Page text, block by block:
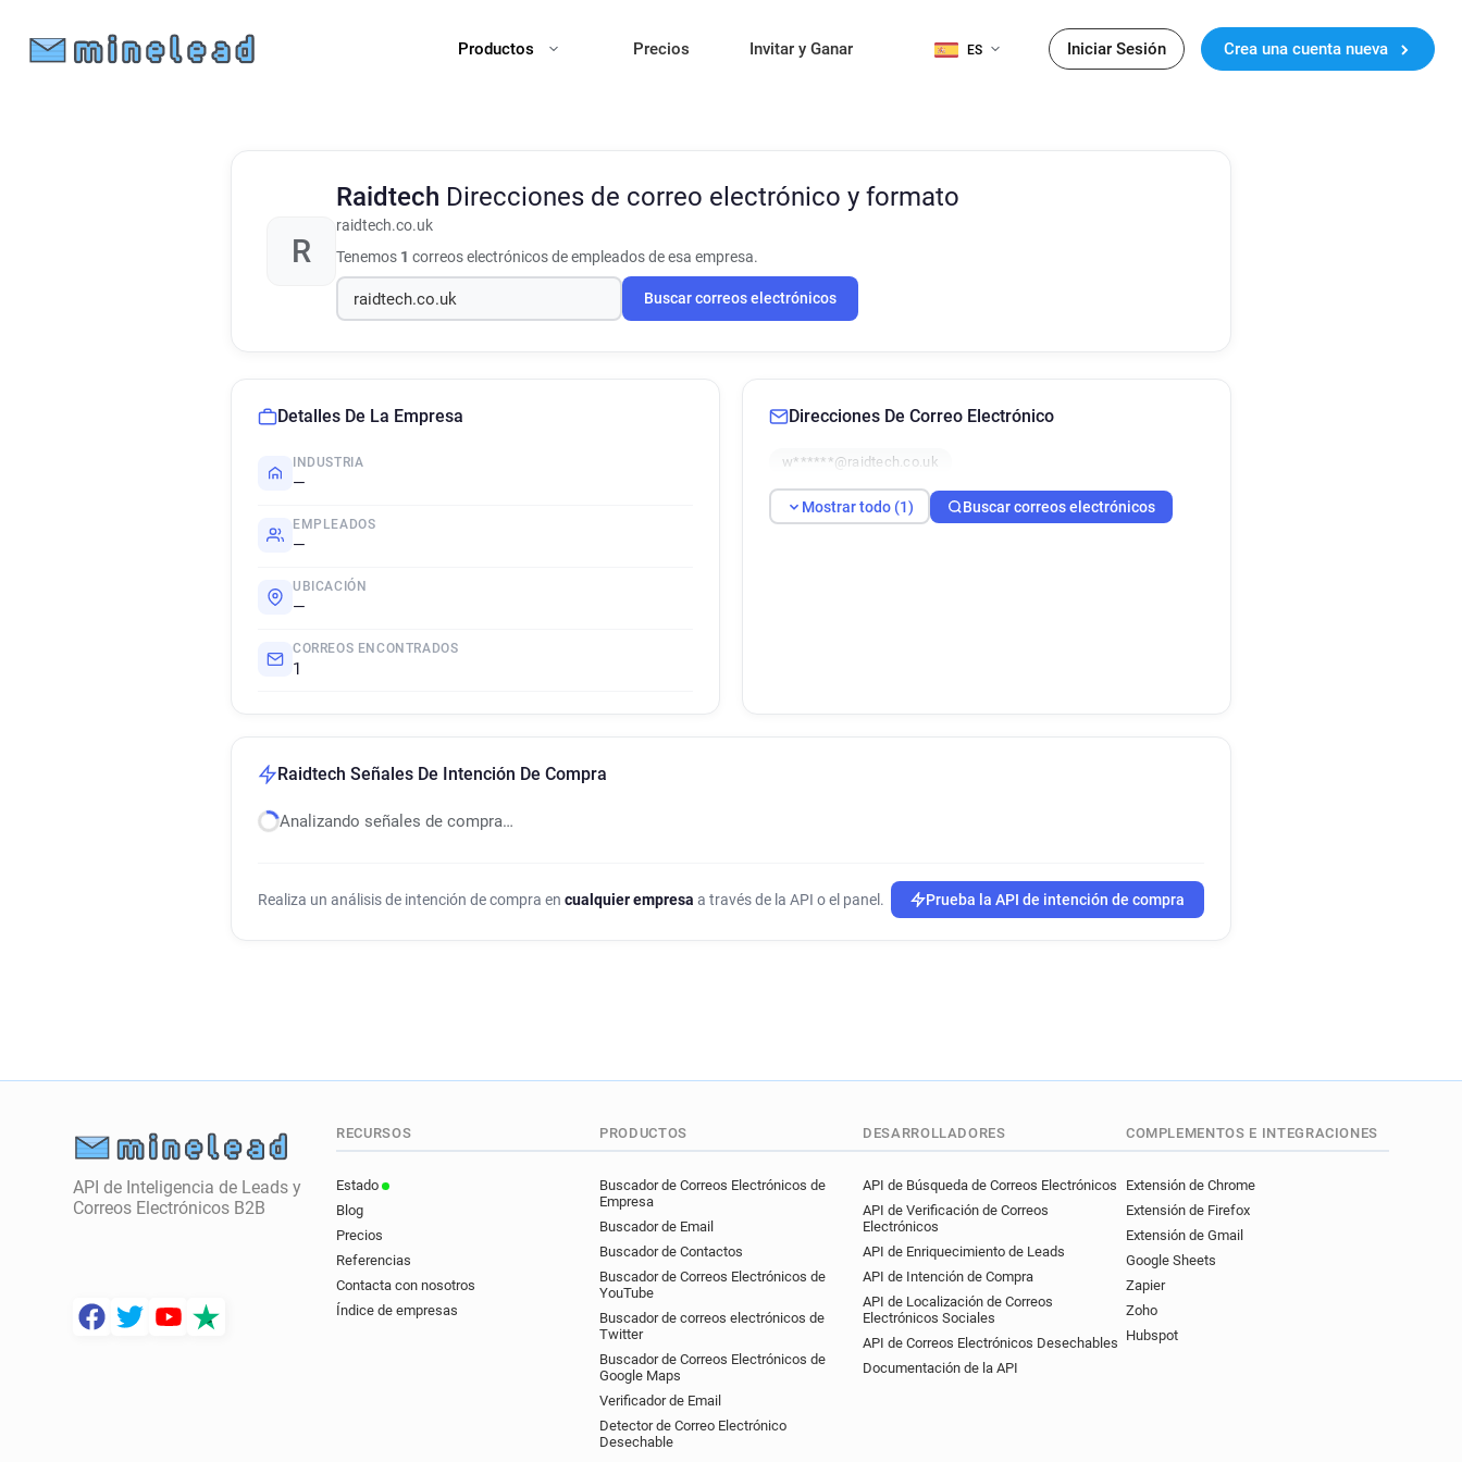
Productos Precios Invitar y Ganar ES Iniciar Sesión Crea una cuenta nueva
R
Raidtech Direcciones de correo electrónico y formato
raidtech.co.uk
Tenemos 1 correos electrónicos de empleados de esa empresa.
Buscar correos electrónicos
Detalles De La Empresa
INDUSTRIA
—
EMPLEADOS
—
UBICACIÓN
—
CORREOS ENCONTRADOS
1
Direcciones De Correo Electrónico
w******@raidtech.co.uk
Mostrar todo (1) Buscar correos electrónicos
Raidtech Señales De Intención De Compra
Analizando señales de compra…
Realiza un análisis de intención de compra en cualquier empresa a través de la API o el panel. Prueba la API de intención de compra
API de Inteligencia de Leads y
Correos Electrónicos B2B
RECURSOS
Estado
Blog
Precios
Referencias
Contacta con nosotros
Índice de empresas
PRODUCTOS
Buscador de Correos Electrónicos de
Empresa
Buscador de Email
Buscador de Contactos
Buscador de Correos Electrónicos de
YouTube
Buscador de correos electrónicos de
Twitter
Buscador de Correos Electrónicos de
Google Maps
Verificador de Email
Detector de Correo Electrónico
Desechable
DESARROLLADORES
API de Búsqueda de Correos Electrónicos
API de Verificación de Correos
Electrónicos
API de Enriquecimiento de Leads
API de Intención de Compra
API de Localización de Correos
Electrónicos Sociales
API de Correos Electrónicos Desechables
Documentación de la API
COMPLEMENTOS E INTEGRACIONES
Extensión de Chrome
Extensión de Firefox
Extensión de Gmail
Google Sheets
Zapier
Zoho
Hubspot